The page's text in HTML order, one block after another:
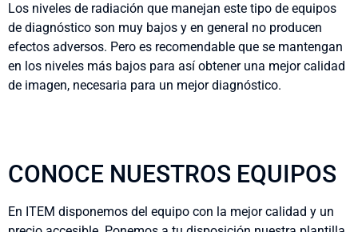
Los niveles de radiación que manejan este tipo de equipos
de diagnóstico son muy bajos y en general no producen
efectos adversos. Pero es recomendable que se mantengan
en los niveles más bajos para así obtener una mejor calidad
de imagen, necesaria para un mejor diagnóstico.
CONOCE NUESTROS EQUIPOS
En ITEM disponemos del equipo con la mejor calidad y un